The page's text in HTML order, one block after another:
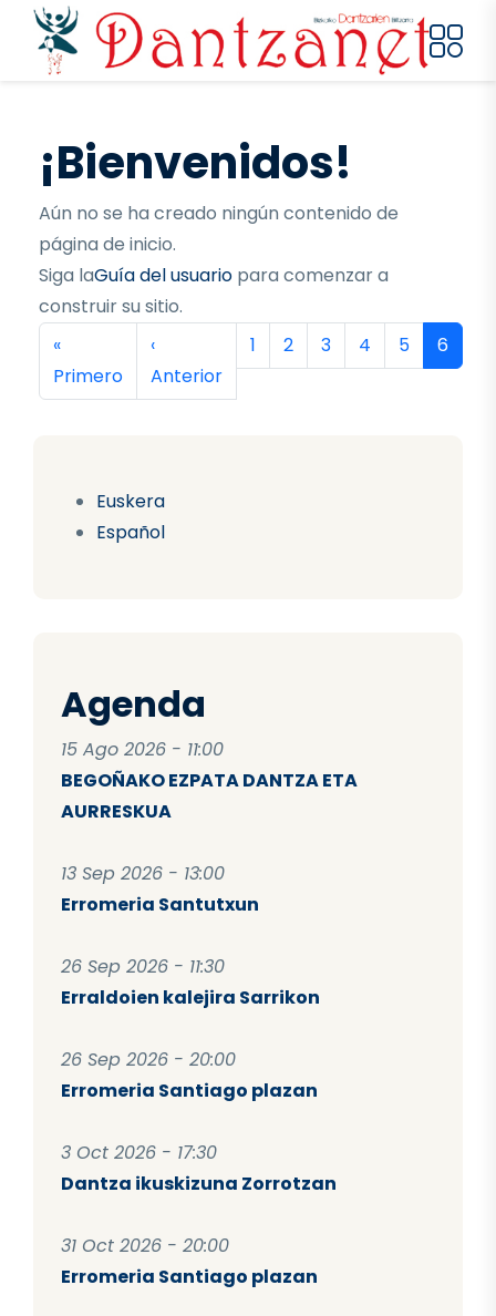
Pasar al contenido principal
Euskera
Español
Agenda
15 Ago 2026 - 11:00
BEGOÑAKO EZPATA DANTZA ETA
AURRESKUA
13 Sep 2026 - 13:00
Erromeria Santutxun
26 Sep 2026 - 11:30
Erraldoien kalejira Sarrikon
26 Sep 2026 - 20:00
Erromeria Santiago plazan
3 Oct 2026 - 17:30
Dantza ikuskizuna Zorrotzan
31 Oct 2026 - 20:00
Erromeria Santiago plazan
¡Bienvenidos!
Aún no se ha creado ningún contenido de
página de inicio.
Siga laGuía del usuario para comenzar a
construir su sitio.
Paginación
Primera página
«
Primero
Página anterior
‹
Anterior
Página
1 Página
2 Página
3 Página
4 Página
5 6